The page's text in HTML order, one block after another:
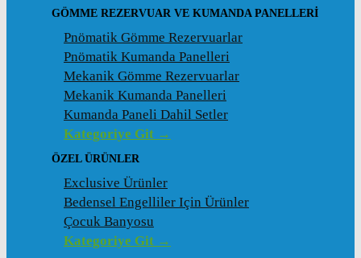
GÖMME REZERVUAR VE KUMANDA PANELLERI
Pnömatik Gömme Rezervuarlar
Pnömatik Kumanda Panelleri
Mekanik Gömme Rezervuarlar
Mekanik Kumanda Panelleri
Kumanda Paneli Dahil Setler
Kategoriye Git →
ÖZEL ÜRÜNLER
Exclusive Ürünler
Bedensel Engelliler Için Ürünler
Çocuk Banyosu
Kategoriye Git →